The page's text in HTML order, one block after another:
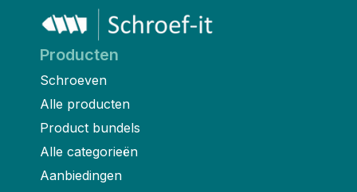
Producten
Schroeven
Alle producten
Product bundels
Alle categorieën
Aanbiedingen